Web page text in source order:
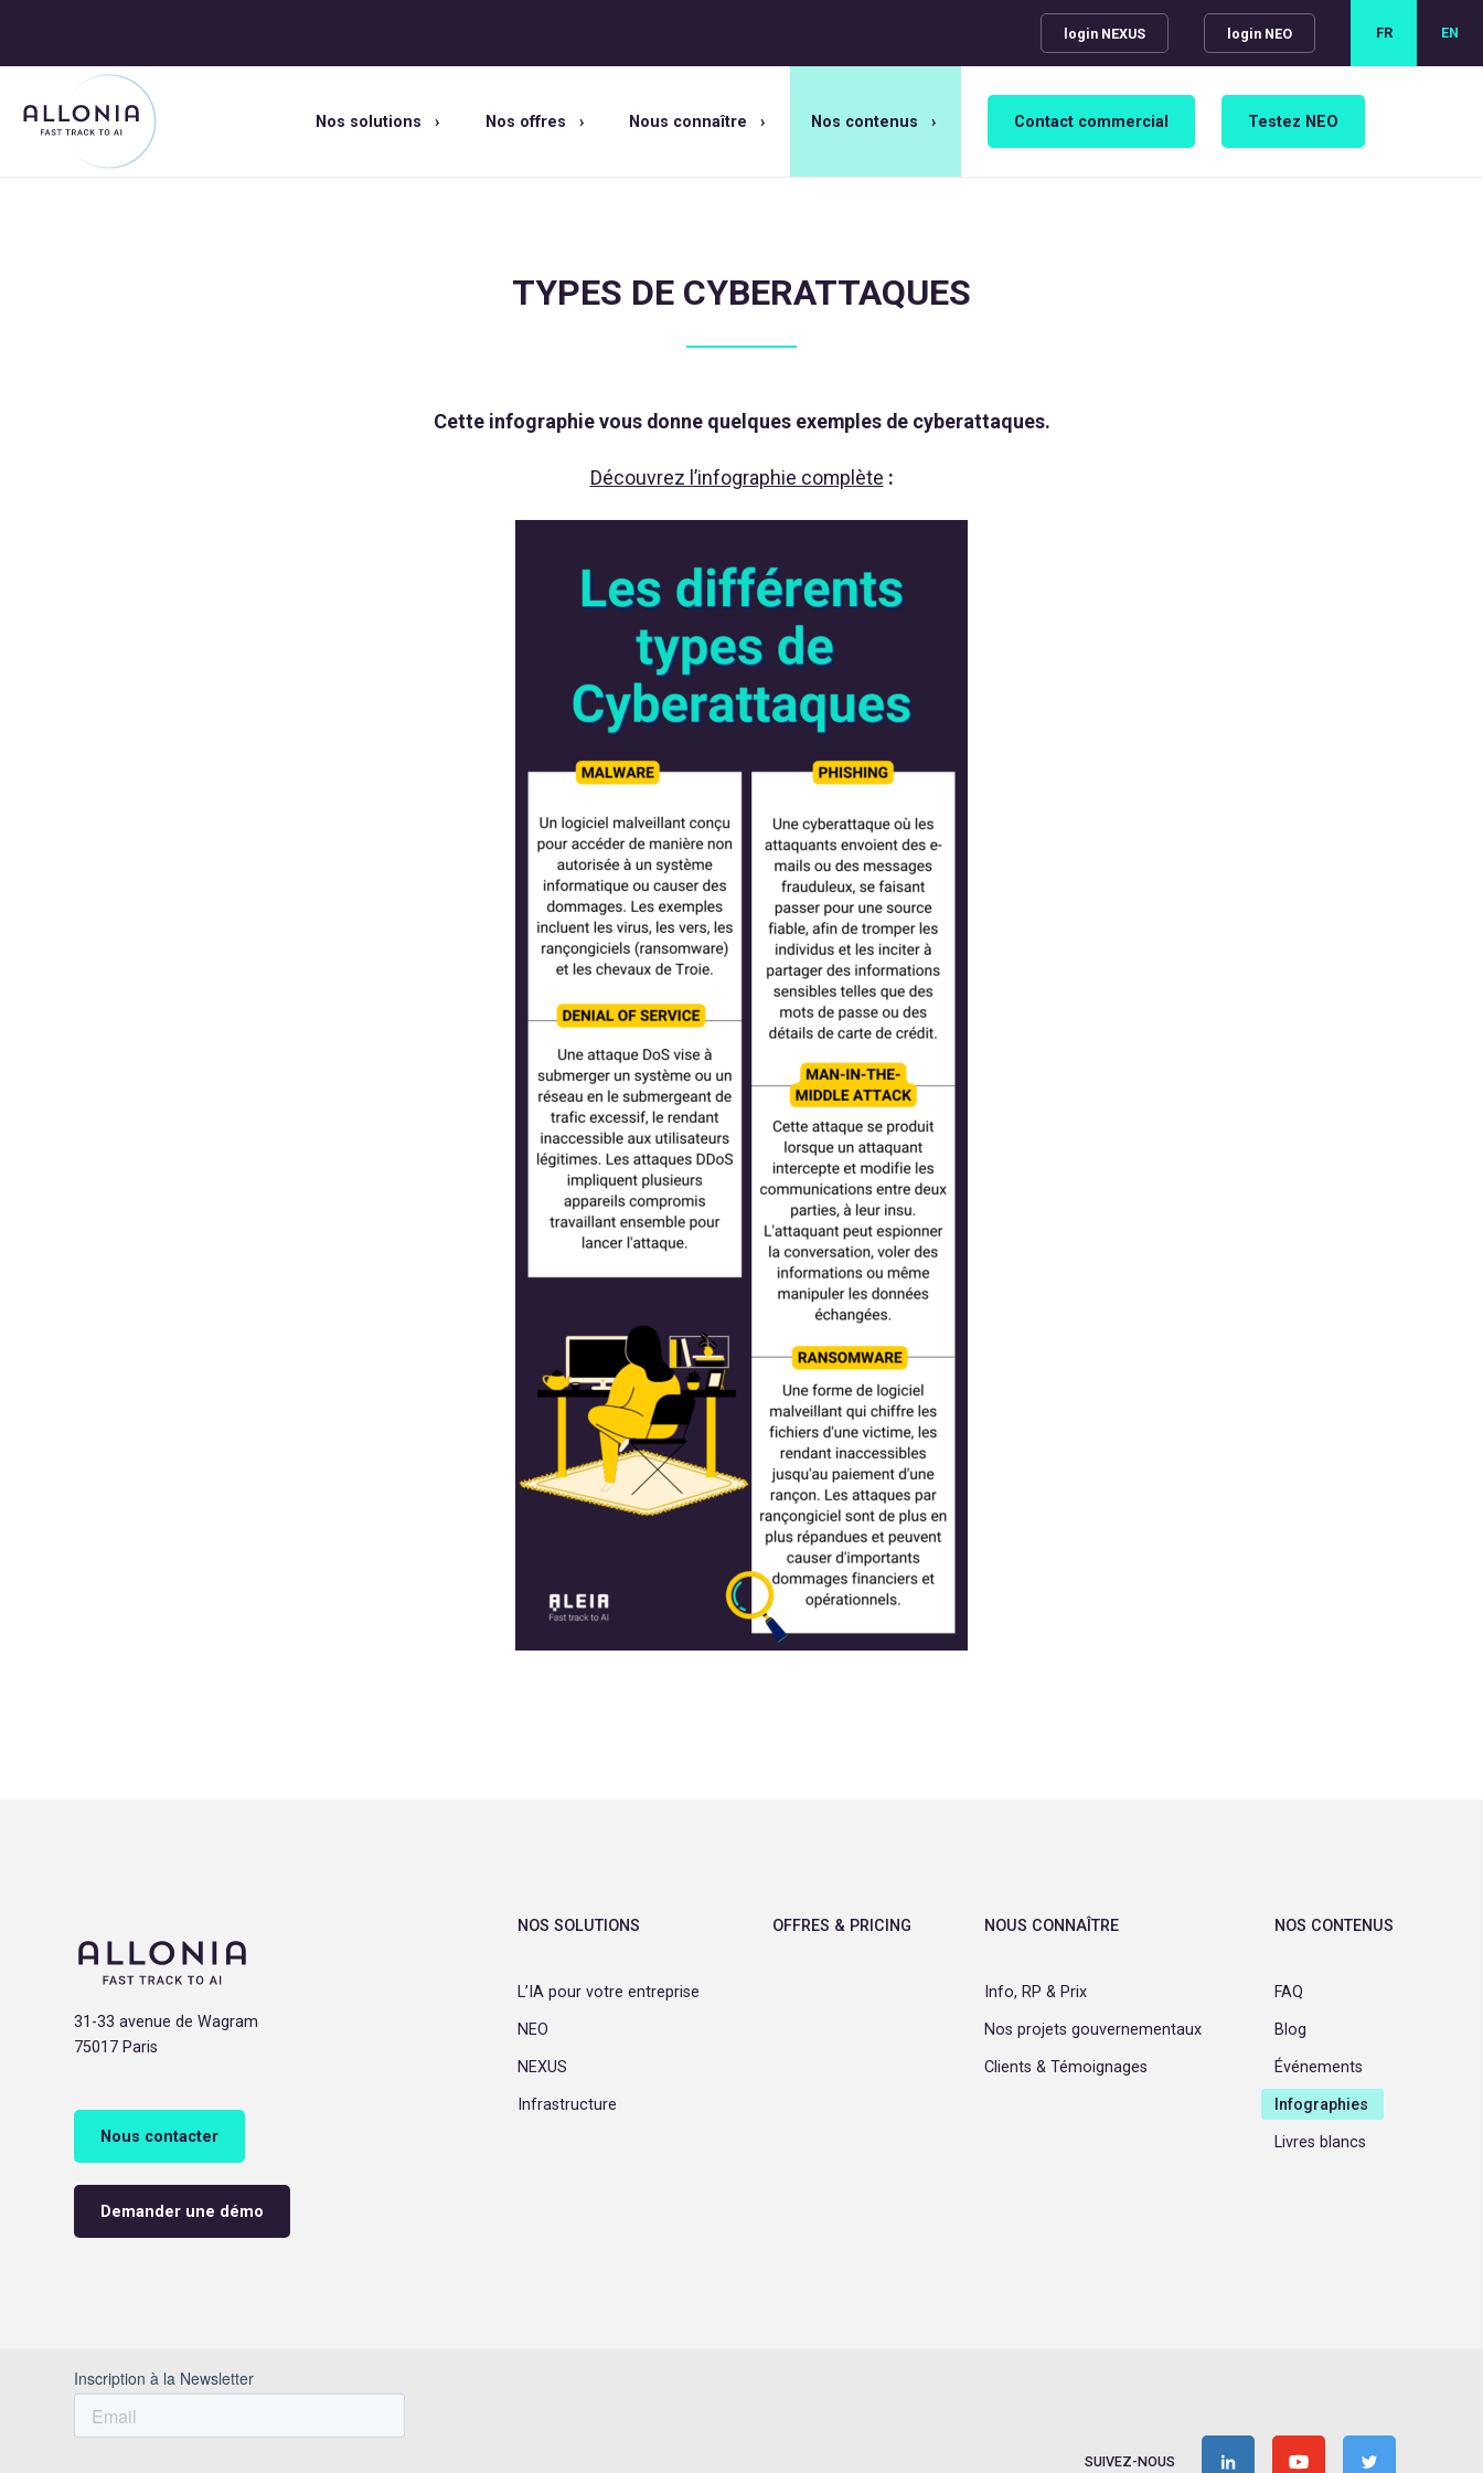
login NEXUS login NEO FR EN
Nos solutions Nos offres Nous connaître Nos contenus Contact commercial Testez NEO
TYPES DE CYBERATTAQUES
Cette infographie vous donne quelques exemples de cyberattaques.
Découvrez l’infographie complète :
31-33 avenue de Wagram
75017 Paris
Nous contacter
Demander une démo
NOS SOLUTIONS
L’IA pour votre entreprise
NEO
NEXUS
Infrastructure
OFFRES & PRICING NOUS CONNAÎTRE
Info, RP & Prix
Nos projets gouvernementaux
Clients & Témoignages
NOS CONTENUS
FAQ
Blog
Événements
Infographies
Livres blancs
SUIVEZ-NOUS